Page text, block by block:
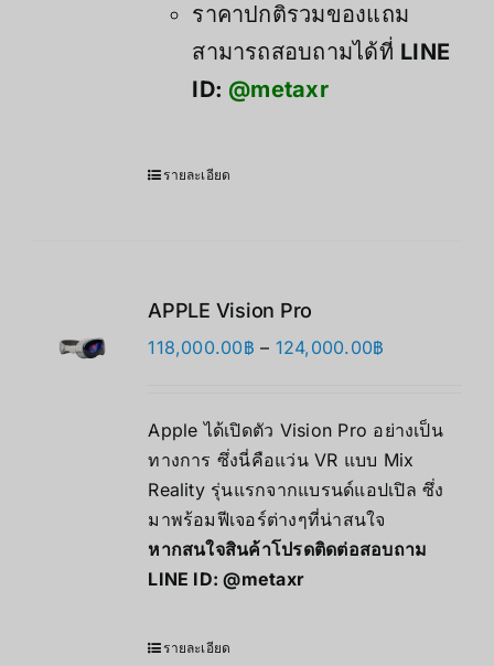
ราคาปกติรวมของแถม
สามารถสอบถามได้ที่ LINE
ID: @metaxr
รายละเอียด
APPLE Vision Pro
118,000.00฿ – 124,000.00฿
through
124,000.00฿
Apple ได้เปิดตัว Vision Pro อย่างเป็น
ทางการ ซึ่งนี่คือแว่น VR แบบ Mix
Reality รุ่นแรกจากแบรนด์แอปเปิล ซึ่ง
มาพร้อมฟีเจอร์ต่างๆที่น่าสนใจ
หากสนใจสินค้าโปรดติดต่อสอบถาม
LINE ID:@metaxr
รายละเอียด